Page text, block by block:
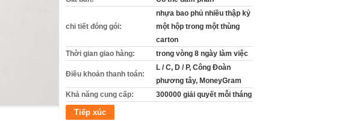
chi tiết đóng gói:
nhựa bao phủ nhiều thập kỷ
một hộp trong một thùng
carton
Thời gian giao hàng:
trong vòng 8 ngày làm việc
Điều khoản thanh toán:
L / C, D / P, Công Đoàn
phương tây, MoneyGram
Khả năng cung cấp:
300000 giải quyết mỗi tháng
Tiếp xúc